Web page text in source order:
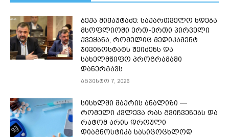
ბექა მიქაუტაძე: საქართველო ხდება
მსოფლიოში ერთ-ერთი პირველი
ქვეყანა, რომელიც მედიკამენტ
ჯივინოსტატს შეიძენს და
სახელმწიფო პროგრამაში
დანერგავს
აგვისტო 7, 2026
სისხლში შაქრის ანალიზი —
რომელი კვლევა რას გვიჩვენებს და
რატომ არის დროული
დიაგნოსტიკა სასიცოცხლოდ